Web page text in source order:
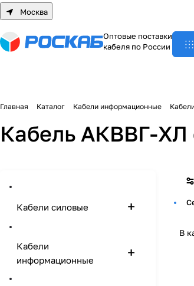
Москва
Оптовые поставки
кабеля по России
Главная Каталог Кабели информационные
Кабель АКВВГ-ХЛ
В
Кабели силовые
Кабели
информационные